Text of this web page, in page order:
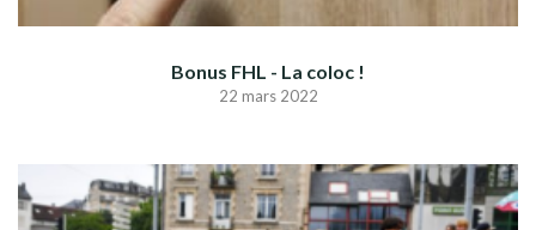
Bonus FHL - La coloc !
22 mars 2022